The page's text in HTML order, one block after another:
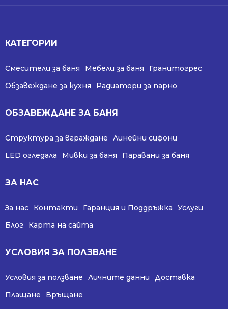
КАТЕГОРИИ
Смесители за баня Мебели за баня
Гранитогрес
Обзавеждане за кухня
Радиатори за парно
ОБЗАВЕЖДАНЕ ЗА БАНЯ
Структура за вграждане
Линейни сифони
LED огледала
Мивки за баня Паравани за баня
ЗА НАС
За нас Контакти Гаранция и Поддръжка
Услуги
Блог
Карта на сайта
УСЛОВИЯ ЗА ПОЛЗВАНЕ
Условия за ползване Личните данни
Доставка
Плащане
Връщане